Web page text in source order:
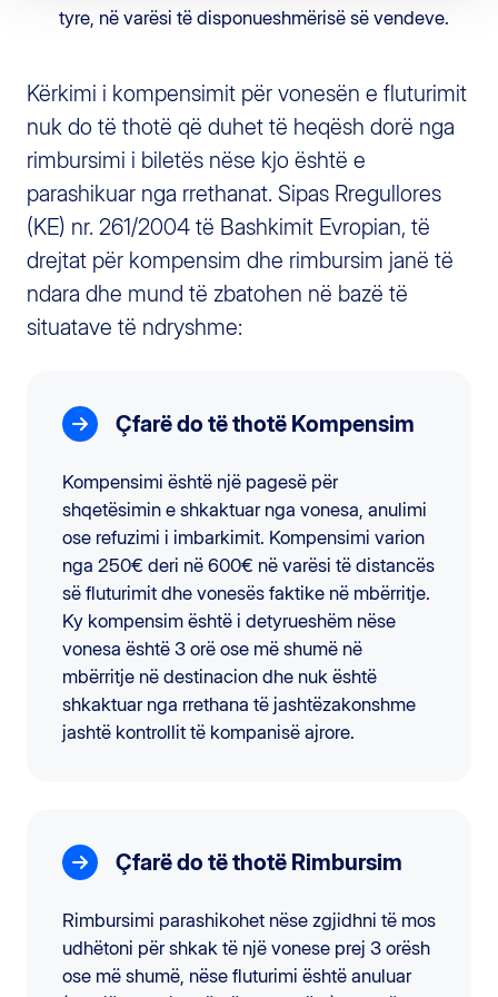
tyre, në varësi të disponueshmërisë së vendeve.
Kërkimi i kompensimit për vonesën e fluturimit
nuk do të thotë që duhet të heqësh dorë nga
rimbursimi i biletës nëse kjo është e
parashikuar nga rrethanat. Sipas Rregullores
(KE) nr. 261/2004 të Bashkimit Evropian, të
drejtat për kompensim dhe rimbursim janë të
ndara dhe mund të zbatohen në bazë të
situatave të ndryshme:
Çfarë do të thotë Kompensim
Kompensimi është një pagesë për
shqetësimin e shkaktuar nga vonesa, anulimi
ose refuzimi i imbarkimit. Kompensimi varion
nga 250€ deri në 600€ në varësi të distancës
së fluturimit dhe vonesës faktike në mbërritje.
Ky kompensim është i detyrueshëm nëse
vonesa është 3 orë ose më shumë në
mbërritje në destinacion dhe nuk është
shkaktuar nga rrethana të jashtëzakonshme
jashtë kontrollit të kompanisë ajrore.
Çfarë do të thotë Rimbursim
Rimbursimi parashikohet nëse zgjidhni të mos
udhëtoni për shkak të një vonese prej 3 orësh
ose më shumë, nëse fluturimi është anuluar